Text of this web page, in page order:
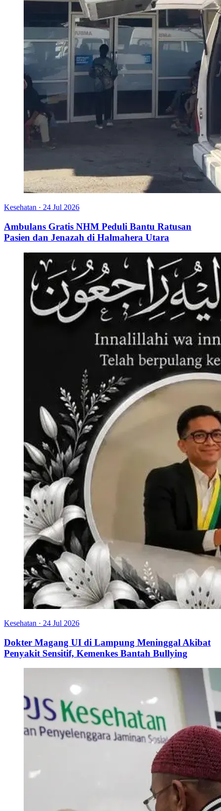
Kesehatan · 24 Jul 2026
Ambulans Gratis NHM Peduli Bantu Ratusan
Pasien dan Jenazah di Halmahera Utara
Kesehatan · 24 Jul 2026
Dokter Magang UI di Lampung Meninggal Akibat
Penyakit Sensitif, Kemenkes Bantah Bullying